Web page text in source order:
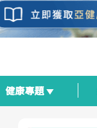
健康專題